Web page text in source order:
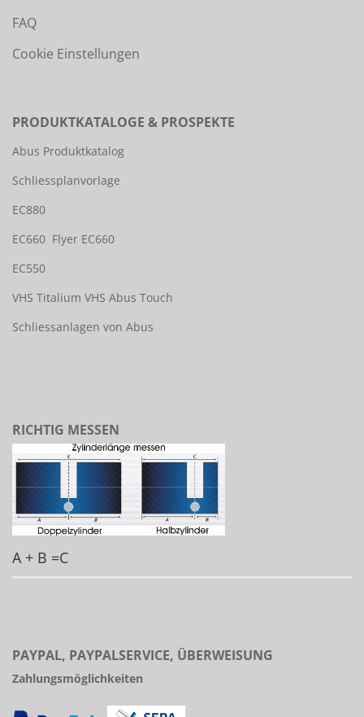
FAQ
Cookie Einstellungen
PRODUKTKATALOGE & PROSPEKTE
Abus Produktkatalog
Schliessplanvorlage
EC880
EC660 Flyer EC660
EC550
VHS Titalium VHS Abus Touch
Schliessanlagen von Abus
RICHTIG MESSEN
A + B =C
PAYPAL, PAYPALSERVICE, ÜBERWEISUNG
Zahlungsmöglichkeiten